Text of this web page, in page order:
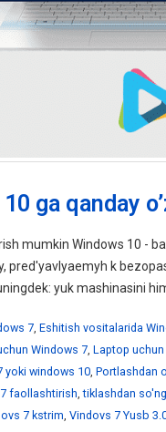
ga qanday
mumkin Windows 10 -
k
yuk mashinasini
7, Eshitish vositalarida
Windows 7, Laptop
yoki windows 10, Portlashdan
faollashtirish,tiklashdan
7 kstrim, Vindovs 7 Yusb